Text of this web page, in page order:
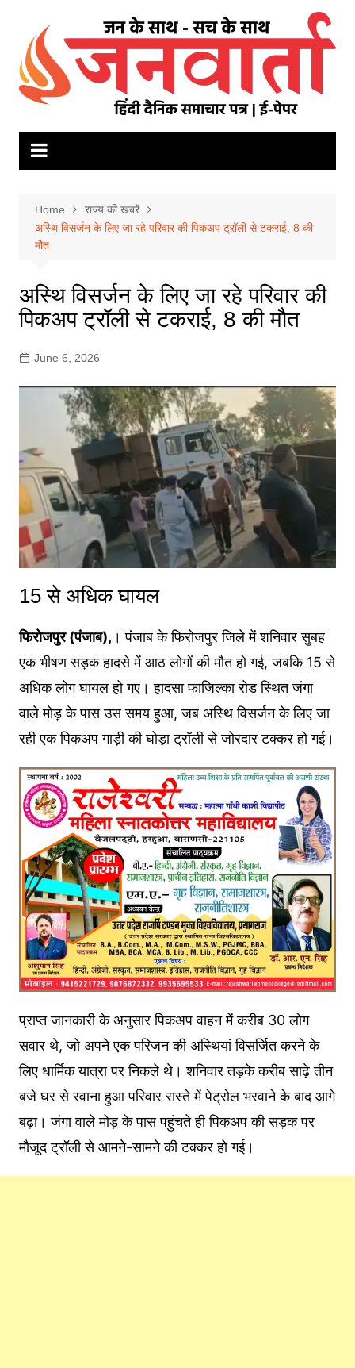
content
Home
राज्य की खबरें
अस्थि विसर्जन के लिए जा रहे परिवार की पिकअप ट्रॉली से टकराई, 8 की
मौत
अस्थि विसर्जन के लिए जा रहे परिवार की
पिकअप ट्रॉली से टकराई, 8 की मौत
June 6, 2026
15 से अधिक घायल
फिरोजपुर (पंजाब), । पंजाब के फिरोजपुर जिले में शनिवार सुबह
एक भीषण सड़क हादसे में आठ लोगों की मौत हो गई, जबकि 15 से
अधिक लोग घायल हो गए। हादसा फाजिल्का रोड स्थित जंगा
वाले मोड़ के पास उस समय हुआ, जब अस्थि विसर्जन के लिए जा
रही एक पिकअप गाड़ी की घोड़ा ट्रॉली से जोरदार टक्कर हो गई।
प्राप्त जानकारी के अनुसार पिकअप वाहन में करीब 30 लोग
सवार थे, जो अपने एक परिजन की अस्थियां विसर्जित करने के
लिए धार्मिक यात्रा पर निकले थे। शनिवार तड़के करीब साढ़े तीन
बजे घर से रवाना हुआ परिवार रास्ते में पेट्रोल भरवाने के बाद आगे
बढ़ा। जंगा वाले मोड़ के पास पहुंचते ही पिकअप की सड़क पर
मौजूद ट्रॉली से आमने-सामने की टक्कर हो गई।